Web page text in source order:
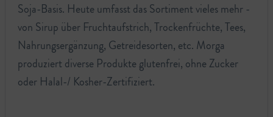
Soja-Basis. Heute umfasst das Sortiment vieles mehr -
von Sirup über Fruchtaufstrich, Trockenfrüchte, Tees,
Nahrungsergänzung, Getreidesorten, etc. Morga
produziert diverse Produkte glutenfrei, ohne Zucker
oder Halal-/ Kosher-Zertifiziert.